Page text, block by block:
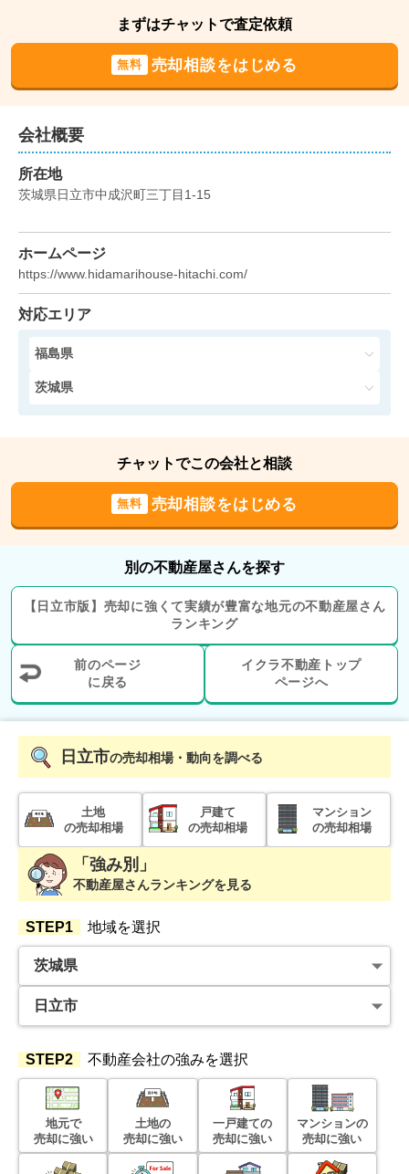
㎡
1,500万円 2026年5月
茨城県常陸太田市幡町
階数:
建物面積:105㎡
2,200
階数:2
茨城県日立市相田町三丁目
築年数:53年
建物面積:82㎡ 土地面積:201㎡
2,800万円 2026年5月
階 105㎡
土地面積:205㎡
2,500万円
茨城県日立市桜川町三丁目
階数:2階 建物面積:106㎡
土地面積:190㎡
2,200万円
茨城県日立市東大沼町一丁目
階数:2
NEW
2,200 万円 2026年5月
茨城県日立市東滑川町一丁目
まずはチャットで査定依頼
無料 売却相談をはじめる
会社概要
所在地
茨城県日立市中成沢町三丁目1-15
ホームページ
https://www.hidamarihouse-hitachi.com/
対応エリア
福島県
茨城県
チャットでこの会社と相談
無料 売却相談をはじめる
別の不動産屋さんを探す
【日立市版】 売却に強くて実績が豊富な地元の不動産屋さん
ランキング
前のページ
に戻る
イクラ不動産トップ
ページへ
日立市の売却相場・動向を調べる
土地
の売却相場
戸建て
の売却相場
マンション
の売却相場
「強み別」
不動産屋さんランキングを見る
STEP1 地域を選択
STEP2 不動産会社の強みを選択
地元で
売却に強い
土地の
売却に強い
一戸建ての
売却に強い
マンションの
売却に強い